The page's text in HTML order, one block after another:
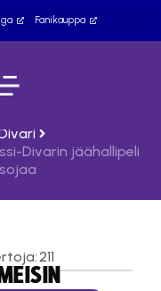
Fanikauppa
Divarin jäähallipeli
211